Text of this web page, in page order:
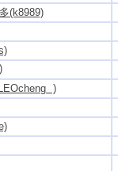
(k8989)
)